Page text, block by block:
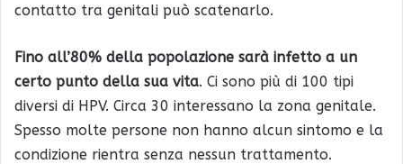
contatto tra genitali può scatenarlo.
Fino all’80% della popolazione sarà infetto a un
certo punto della sua vita. Ci sono più di 100 tipi
diversi di HPV. Circa 30 interessano la zona genitale.
Spesso molte persone non hanno alcun sintomo e la
condizione rientra senza nessun trattamento.